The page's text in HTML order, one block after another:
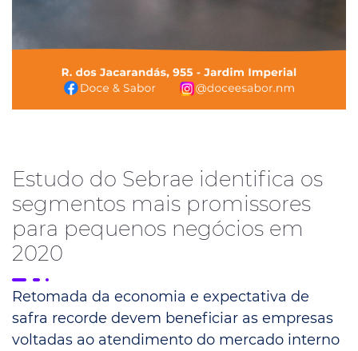
Estudo do Sebrae identifica os
segmentos mais promissores
para pequenos negócios em
2020
Retomada da economia e expectativa de
safra recorde devem beneficiar as empresas
voltadas ao atendimento do mercado interno